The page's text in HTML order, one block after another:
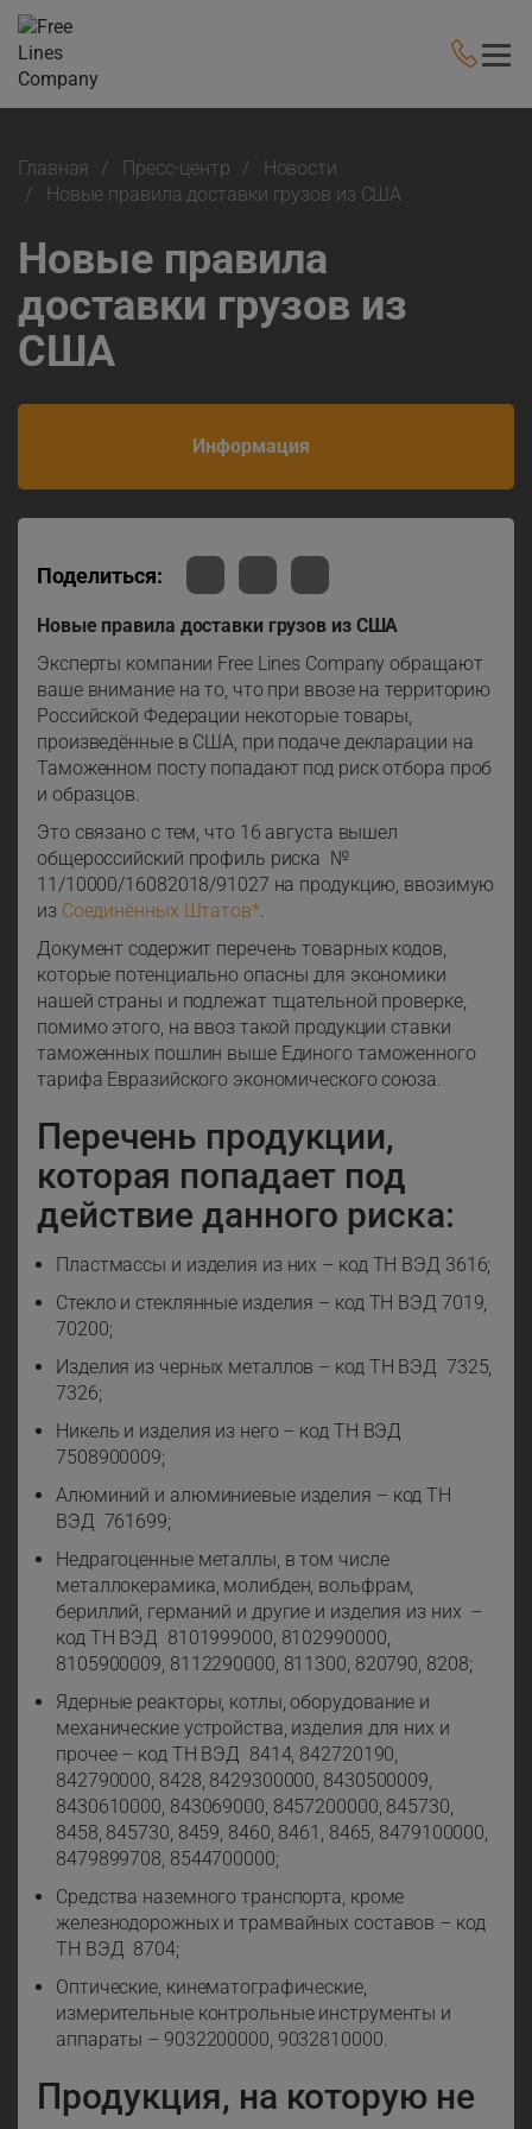
Главная Пресс-центр
Новости
Новые правила доставки грузов из США
Новые правила
доставки грузов из
США
Информация
Поделиться:
Новые правила доставки грузов из США
Эксперты компании Free Lines Company обращают
ваше внимание на то, что при ввозе на территорию
Российской Федерации некоторые товары,
произведённые в США, при подаче декларации на
Таможенном посту попадают под риск отбора проб
и образцов.
Это связано с тем, что 16 августа вышел
общероссийский профиль риска №
11/10000/16082018/91027 на продукцию, ввозимую
из Соединённых Штатов*.
Документ содержит перечень товарных кодов,
которые потенциально опасны для экономики
нашей страны и подлежат тщательной проверке,
помимо этого, на ввоз такой продукции ставки
таможенных пошлин выше Единого таможенного
тарифа Евразийского экономического союза.
Перечень продукции,
которая попадает под
действие данного риска:
Пластмассы и изделия из них – код ТН ВЭД 3616;
Стекло и стеклянные изделия – код ТН ВЭД 7019,
70200;
Изделия из черных металлов – код ТН ВЭД 7325,
7326;
Никель и изделия из него – код ТН ВЭД
7508900009;
Алюминий и алюминиевые изделия – код ТН
ВЭД 761699;
Недрагоценные металлы, в том числе
металлокерамика, молибден, вольфрам,
бериллий, германий и другие и изделия из них –
код ТН ВЭД 8101999000, 8102990000,
8105900009, 8112290000, 811300, 820790, 8208;
Ядерные реакторы, котлы, оборудование и
механические устройства, изделия для них и
прочее – код ТН ВЭД 8414, 842720190,
842790000, 8428, 8429300000, 8430500009,
8430610000, 843069000, 8457200000, 845730,
8458, 845730, 8459, 8460, 8461, 8465, 8479100000,
8479899708, 8544700000;
Средства наземного транспорта, кроме
железнодорожных и трамвайных составов – код
ТН ВЭД 8704;
Оптические, кинематографические,
измерительные контрольные инструменты и
аппараты – 9032200000, 9032810000.
Продукция, на которую не